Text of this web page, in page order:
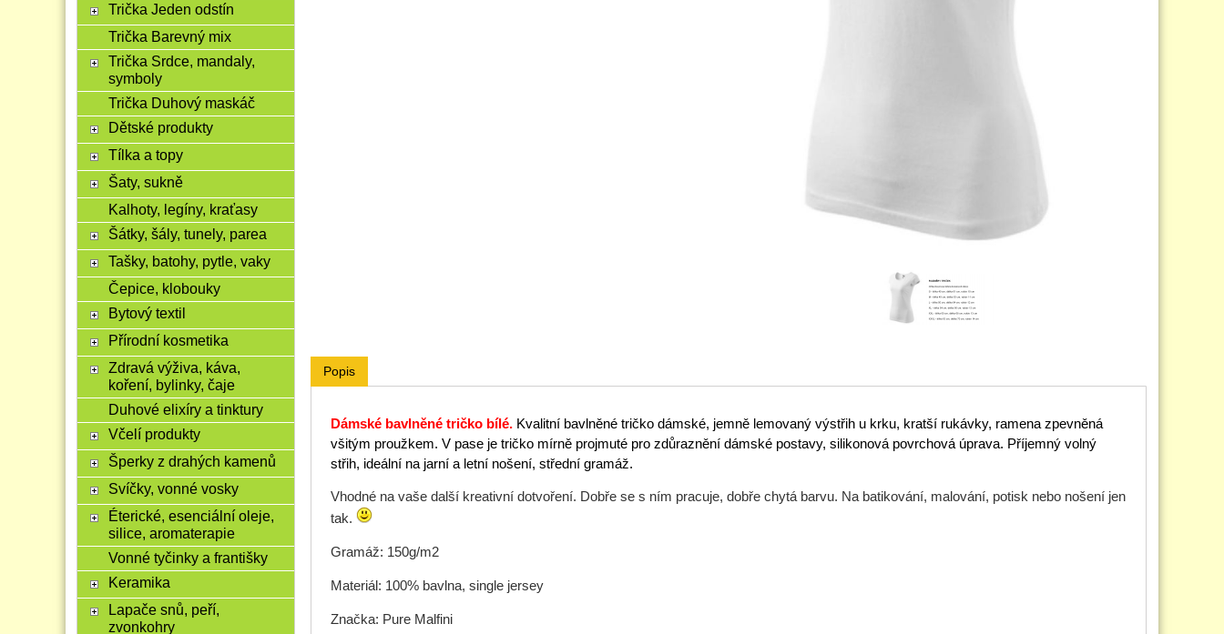
Popis
Dámské bavlněné tričko bílé. Kvalitní bavlněné tričko dámské, jemně lemovaný výstřih u krku, kratší rukávky, ramena zpevněná
všitým proužkem. V pase je tričko mírně projmuté pro zdůraznění dámské postavy, silikonová povrchová úprava. Příjemný volný
střih, ideální na jarní a letní nošení, střední gramáž.
Vhodné na vaše další kreativní dotvoření. Dobře se s ním pracuje, dobře chytá barvu. Na batikování, malování, potisk nebo nošení jen
tak.
Gramáž: 150g/m2
Materiál: 100% bavlna, single jersey
Značka: Pure Malfini
Trička Jeden odstín
Trička Barevný mix
Trička Srdce, mandaly,
symboly
Trička Duhový maskáč
Dětské produkty
Tílka a topy
Šaty, sukně
Kalhoty, legíny, kraťasy
Šátky, šály, tunely, parea
Tašky, batohy, pytle, vaky
Čepice, klobouky
Bytový textil
Přírodní kosmetika
Zdravá výživa, káva,
koření, bylinky, čaje
Duhové elixíry a tinktury
Včelí produkty
Šperky z drahých kamenů
Svíčky, vonné vosky
Éterické, esenciální oleje,
silice, aromaterapie
Vonné tyčinky a františky
Keramika
Lapače snů, peří,
zvonkohry